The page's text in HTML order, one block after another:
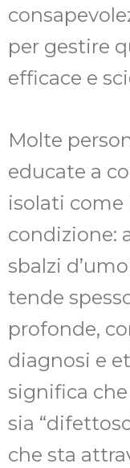
per gestire
efficace e
Molte
educate a
isolati come
condizione:
sbalzi
tende
profonde,
diagnosi e
significa
sia
che sta